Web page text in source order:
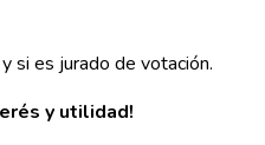
si es jurado de votación.
y utilidad!